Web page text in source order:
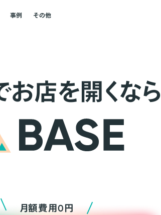
事例 その他
お店を開くなら
月額費用0円